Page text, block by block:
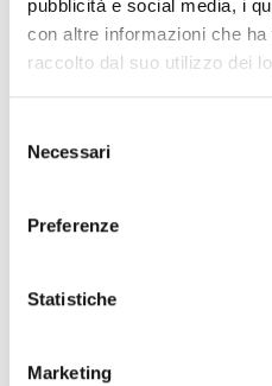
pubblicità e social media, i
con altre informazioni che
raccolto dal suo utilizzo dei
delNecessari
Preferenze
Statistiche
Marketing
visitare in ogni angolo di
un occhio al
Dove dormire